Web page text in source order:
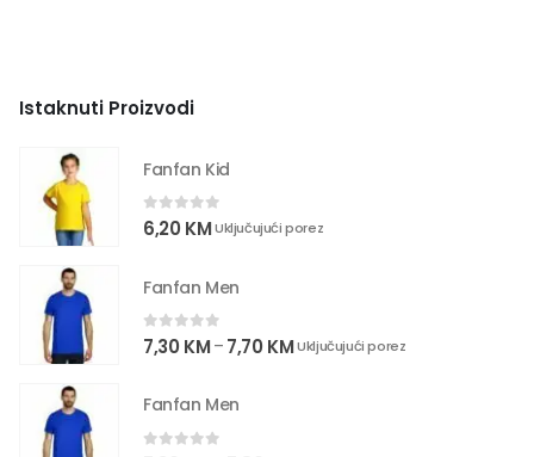
Istaknuti Proizvodi
Fanfan Kid
0out of 5
6,20 KMUključujući porez
Fanfan Men
0out of 5
7,30 KM– 7,70 KMUključujući porez
Fanfan Men